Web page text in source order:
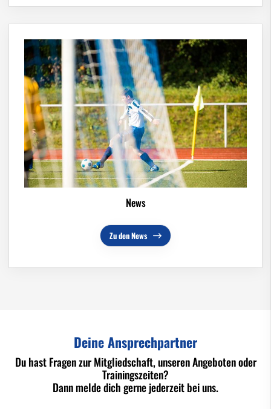
News
Zu den News
Deine Ansprechpartner
Du hast Fragen zur Mitgliedschaft, unseren Angeboten oder
Trainingszeiten?
Dann melde dich gerne jederzeit bei uns.